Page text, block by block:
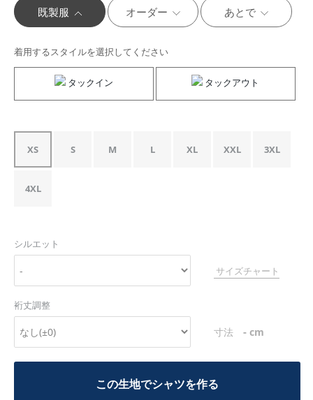
既製服 オーダー あとで
着用するスタイルを選択してください
タックイン タックアウト
XS S M L XL XXL 3XL
4XL
シルエット
サイズチャート
裄丈調整
寸法 - cm
この生地でシャツを作る